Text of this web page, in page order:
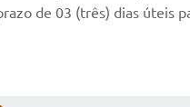
de 03 (três) dias úteis